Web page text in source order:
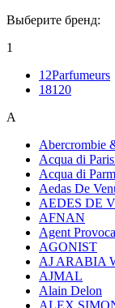
Выберите бренд:
1
12Parfumeurs
18120
A
Abercrombie
Acqua di
Acqua di
Aedas De
AEDES DE
AFNAN
Agent
AGONIST
AJ ARABIA
AJMAL
Alain Delon
ALEX